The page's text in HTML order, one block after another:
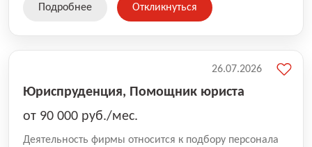
Подробнее Откликнуться
Юриспруденция, Помощник юриста
от 90 000 руб./мес.
Деятельность фирмы относится к подбору персонала
26.07.2026